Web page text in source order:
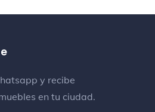
y recibe
en tu ciudad.